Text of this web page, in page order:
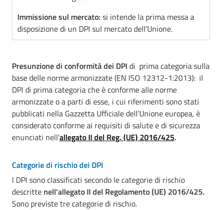
Immissione sul mercato: si intende la prima messa a
disposizione di un DPI sul mercato dell'Unione.
Presunzione di conformità dei DPI di prima categoria sulla
base delle norme armonizzate (EN ISO 12312-1:2013): il
DPI di prima categoria che è conforme alle norme
armonizzate o a parti di esse, i cui riferimenti sono stati
pubblicati nella Gazzetta Ufficiale dell'Unione europea, è
considerato conforme ai requisiti di salute e di sicurezza
enunciati nell'allegato II del Reg. (UE) 2016/425.
Categorie di rischio dei DPI
I DPI sono classificati secondo le categorie di rischio
descritte nell'allegato II del Regolamento(UE) 2016/425.
Sono previste tre categorie di rischio.